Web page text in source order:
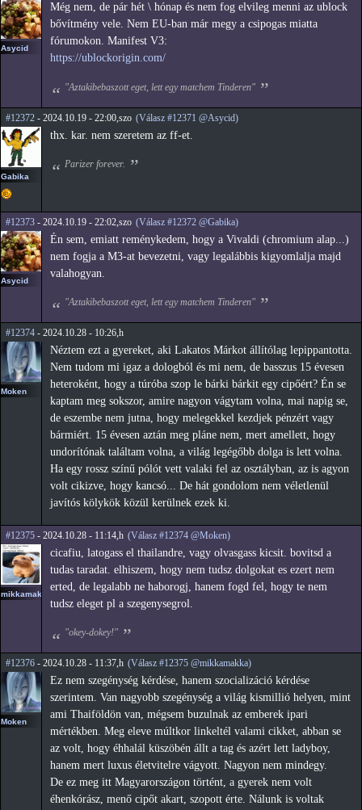
Asycid
Még nem, de pár hét \ hónap és nem fog elvileg menni az ublock
bővítmény vele. Nem EU-ban már megy a csipogas miatta
fórumokon. Manifest V3:
https://ublockorigin.com/
"Aztakibebaszott eget, lett egy matchem Tinderen"
#12372 - 2024.10.19 - 22:00,szo (Válasz #12371 @Asycid)
Gabika
thx. kar. nem szeretem az ff-et.
Parizer forever.
#12373 - 2024.10.19 - 22:02,szo (Válasz #12372 @Gabika)
Asycid
Én sem, emiatt reménykedem, hogy a Vivaldi (chromium alap...)
nem fogja a M3-at bevezetni, vagy legalábbis kigyomlalja majd
valahogyan.
"Aztakibebaszott eget, lett egy matchem Tinderen"
#12374 - 2024.10.28 - 10:26,h
Moken
Néztem ezt a gyereket, aki Lakatos Márkot állítólag lepippantotta.
Nem tudom mi igaz a dologból és mi nem, de basszus 15 évesen
heteroként, hogy a túróba szop le bárki bárkit egy cipőért? Én se
kaptam meg sokszor, amire nagyon vágytam volna, mai napig se,
de eszembe nem jutna, hogy melegekkel kezdjek pénzért vagy
bármiért. 15 évesen aztán meg pláne nem, mert amellett, hogy
undorítónak találtam volna, a világ legégőbb dolga is lett volna.
Ha egy rossz színű pólót vett valaki fel az osztályban, az is agyon
volt cikizve, hogy kancsó... De hát gondolom nem véletlenül
javítós kölykök közül kerülnek ezek ki.
#12375 - 2024.10.28 - 11:14,h (Válasz #12374 @Moken)
mikkamakka
cicafiu, latogass el thailandre, vagy olvasgass kicsit. bovitsd a
tudas taradat. elhiszem, hogy nem tudsz dolgokat es ezert nem
erted, de legalabb ne haborogj, hanem fogd fel, hogy te nem
tudsz eleget pl a szegenysegrol.
"okey-dokey!"
#12376 - 2024.10.28 - 11:37,h (Válasz #12375 @mikkamakka)
Moken
Ez nem szegénység kérdése, hanem szocializáció kérdése
szerintem. Van nagyobb szegénység a világ kismillió helyen, mint
ami Thaiföldön van, mégsem buzulnak az emberek ipari
mértékben. Meg eleve múltkor linkeltél valami cikket, abban se
az volt, hogy éhhalál küszöbén állt a tag és azért lett ladyboy,
hanem mert luxus életvitelre vágyott. Nagyon nem mindegy.
De ez meg itt Magyarországon történt, a gyerek nem volt
éhenkórász, menő cipőt akart, szopott érte. Nálunk is voltak